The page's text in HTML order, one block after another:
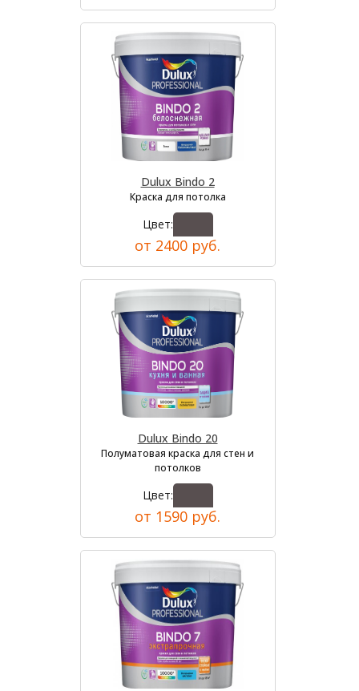
Dulux Bindo 2
Краска для потолка
Цвет:
от 2400 руб.
Dulux Bindo 20
Полуматовая краска для стен и
потолков
Цвет:
от 1590 руб.